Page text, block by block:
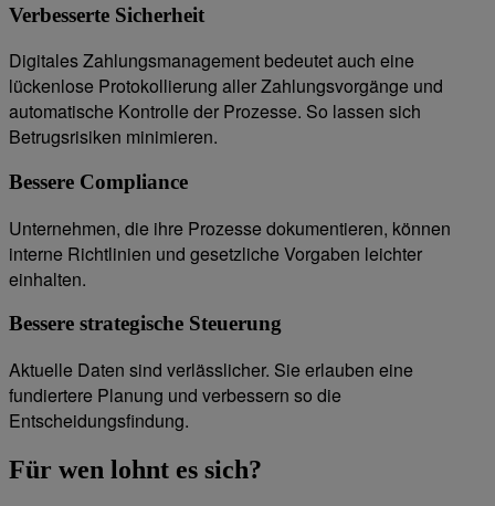
Verbesserte Sicherheit
Digitales Zahlungsmanagement bedeutet auch eine
lückenlose Protokollierung aller Zahlungsvorgänge und
automatische Kontrolle der Prozesse. So lassen sich
Betrugsrisiken minimieren.
Bessere Compliance
Unternehmen, die ihre Prozesse dokumentieren, können
interne Richtlinien und gesetzliche Vorgaben leichter
einhalten.
Bessere strategische Steuerung
Aktuelle Daten sind verlässlicher. Sie erlauben eine
fundiertere Planung und verbessern so die
Entscheidungsfindung.
Für wen lohnt es sich?